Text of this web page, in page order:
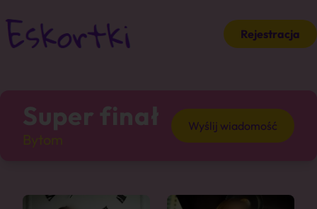
Rejestracja
Super finał Wyślij wiadomość